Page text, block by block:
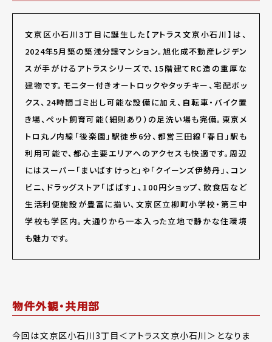
文京区小石川3丁目に誕生した【アトラス文京小石川】は、
2024年5月築の築浅分譲マンション。旭化成不動産レジデン
スが手がけるアトラスシリーズで、15階建てRC造の重厚な
建物です。モニター付きオートロックやタッチキー、宅配ボッ
クス、24時間ゴミ出し可能な設備に加え、自転車・バイク置
き場、ペット飼育可能（細則あり）の足洗い場も完備。東京メ
トロ丸ノ内線「後楽園」駅徒歩6分、都営三田線「春日」駅も
利用可能で、都心主要エリアへのアクセスも快適です。周辺
にはスーパー「まいばすけっと」や「クイーンズ伊勢丹」、コン
ビニ、ドラッグストア「ぱぱす」、100円ショップ、飲食店など
生活利便施設が豊富に揃い、文京区立柳町小学校・第三中
学校も学区内。大通りから一本入った立地で静かな住環境
も魅力です。
物件外観・共用部
今回は文京区小石川3丁目＜アトラス文京小石川＞となりま